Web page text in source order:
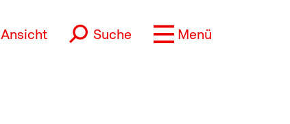
Ansicht Suche Menü